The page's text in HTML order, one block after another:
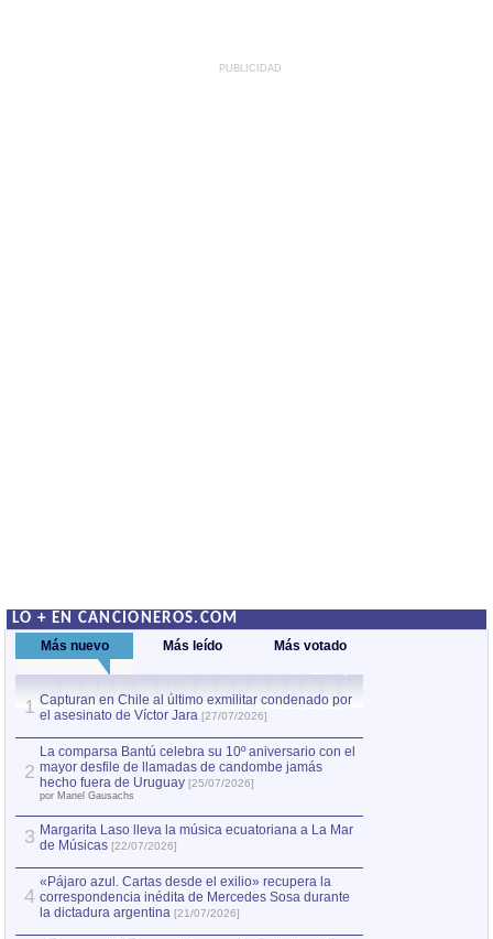
PUBLICIDAD
LO + EN CANCIONEROS.COM
Más nuevo Más leído Más votado
1 Capturan en Chile al último exmilitar condenado por
el asesinato de Víctor Jara [27/07/2026]
2
La comparsa Bantú celebra su 10º aniversario con el
mayor desfile de llamadas de candombe jamás
hecho fuera de Uruguay [25/07/2026]
por Manel Gausachs
3 Margarita Laso lleva la música ecuatoriana a La Mar
de Músicas [22/07/2026]
4
«Pájaro azul. Cartas desde el exilio» recupera la
correspondencia inédita de Mercedes Sosa durante
la dictadura argentina [21/07/2026]